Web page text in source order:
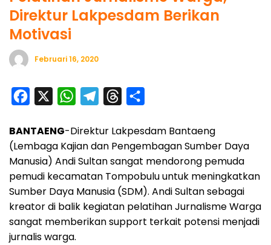
Direktur Lakpesdam Berikan
Motivasi
Februari 16, 2020
c
e
b
o
o
k
W
a
t
s
A
p
p
l
e
g
r
a
m
r
e
a
d
s
a
r
e
BANTAENG-Direktur Lakpesdam Bantaeng
(Lembaga Kajian dan Pengembagan Sumber Daya
Manusia) Andi Sultan sangat mendorong pemuda
pemudi kecamatan Tompobulu untuk meningkatkan
Sumber Daya Manusia (SDM). Andi Sultan sebagai
kreator di balik kegiatan pelatihan Jurnalisme Warga
sangat memberikan support terkait potensi menjadi
jurnalis warga.